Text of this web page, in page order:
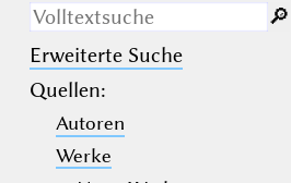
Nur in Beschreibungs­texten
suchen
(der Unterstrich) ist Platzhalter für
genau ein Zeichen.
(das Prozentzeichen) ist Platzhalter
🔎︎
Erweiterte Suche
Quellen:
Autoren
Werke